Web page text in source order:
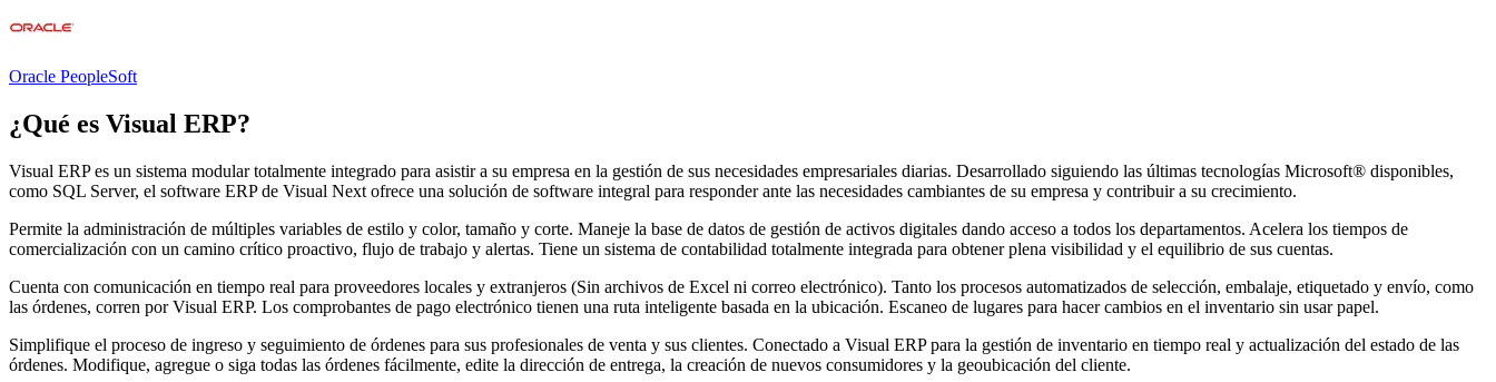
Oracle PeopleSoft
¿Qué es Visual ERP?
Visual ERP es un sistema modular totalmente integrado para asistir a su empresa en la gestión de sus necesidades empresariales diarias. Desarrollado siguiendo las últimas tecnologías Microsoft® disponibles,
como SQL Server, el software ERP de Visual Next ofrece una solución de software integral para responder ante las necesidades cambiantes de su empresa y contribuir a su crecimiento.
Permite la administración de múltiples variables de estilo y color, tamaño y corte. Maneje la base de datos de gestión de activos digitales dando acceso a todos los departamentos. Acelera los tiempos de
comercialización con un camino crítico proactivo, flujo de trabajo y alertas. Tiene un sistema de contabilidad totalmente integrada para obtener plena visibilidad y el equilibrio de sus cuentas.
Cuenta con comunicación en tiempo real para proveedores locales y extranjeros (Sin archivos de Excel ni correo electrónico). Tanto los procesos automatizados de selección, embalaje, etiquetado y envío, como
las órdenes, corren por Visual ERP. Los comprobantes de pago electrónico tienen una ruta inteligente basada en la ubicación. Escaneo de lugares para hacer cambios en el inventario sin usar papel.
Simplifique el proceso de ingreso y seguimiento de órdenes para sus profesionales de venta y sus clientes. Conectado a Visual ERP para la gestión de inventario en tiempo real y actualización del estado de las
órdenes. Modifique, agregue o siga todas las órdenes fácilmente, edite la dirección de entrega, la creación de nuevos consumidores y la geoubicación del cliente.